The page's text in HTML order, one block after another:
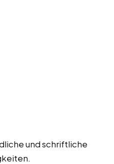
und schriftliche